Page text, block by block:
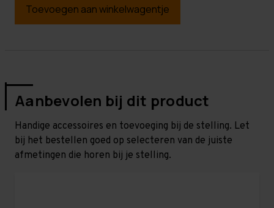
Toevoegen aan winkelwagentje
Aanbevolen bij dit product
Handige accessoires en toevoeging bij de stelling. Let
bij het bestellen goed op selecteren van de juiste
afmetingen die horen bij je stelling.